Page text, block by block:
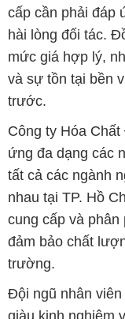
cấp cần phải đáp
hài lòng đối tác.
mức giá hợp lý,
và sự tồn tại bền
trước.
Công ty Hóa
ứng đa dạng các
tất cả các ngành
nhau tại TP. Hồ
cung cấp và
đảm bảo chất
trường.
Đội ngũ nhân
giàu kinh nghiệm